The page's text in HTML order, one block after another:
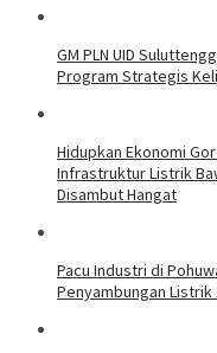
GM PLN UID
Program Strategis
Hidupkan Ekonomi
Infrastruktur Listrik
Disambut Hangat
Pacu Industri di
Penyambungan Listrik